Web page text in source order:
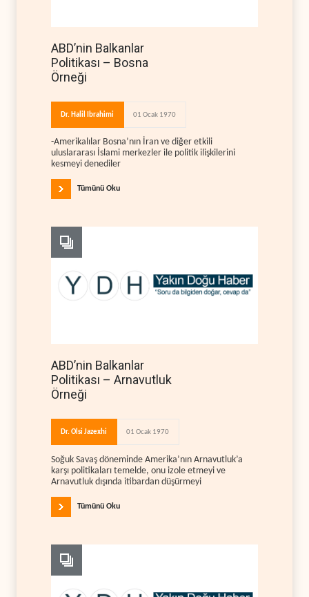
ABD’nin Balkanlar
Politikası – Bosna
Örneği
Dr. Halil Ibrahimi 01 Ocak 1970
-Amerikalılar Bosna’nın İran ve diğer etkili
uluslararası İslami merkezler ile politik ilişkilerini
kesmeyi denediler
Tümünü Oku
ABD’nin Balkanlar
Politikası – Arnavutluk
Örneği
Dr. Olsi Jazexhi 01 Ocak 1970
Soğuk Savaş döneminde Amerika’nın Arnavutluk’a
karşı politikaları temelde, onu izole etmeyi ve
Arnavutluk dışında itibardan düşürmeyi
Tümünü Oku